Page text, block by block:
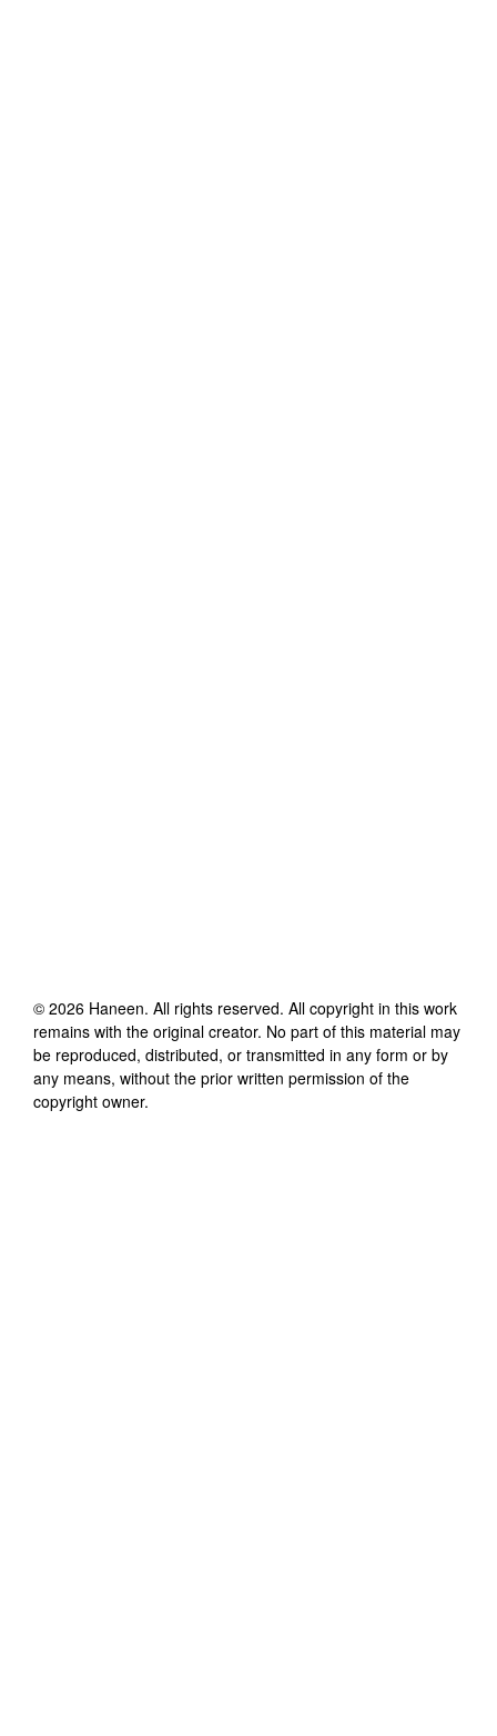
© 2026 Haneen. All rights reserved. All copyright in this work
remains with the original creator. No part of this material may
be reproduced, distributed, or transmitted in any form or by
any means, without the prior written permission of the
copyright owner.